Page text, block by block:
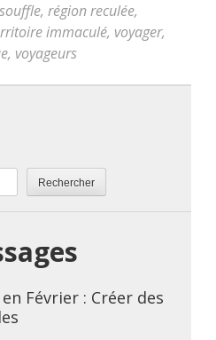
, région reculée,
immaculé, voyager,
, voyageurs
Rechercher
Février : Créer des